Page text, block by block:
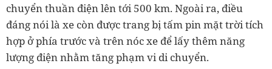
chuyển thuần điện lên tới 500 km. Ngoài ra, điều
đáng nói là xe còn được trang bị tấm pin mặt trời tích
hợp ở phía trước và trên nóc xe để lấy thêm năng
lượng điện nhằm tăng phạm vi di chuyển.